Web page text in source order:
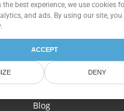
Veröffentlichungen
Dokumente
Freie Unterstützung
Kostenlose Beratung
Blog
best experience, we use cookies
and ads. By using our site, you
.
ACCEPT
DENY